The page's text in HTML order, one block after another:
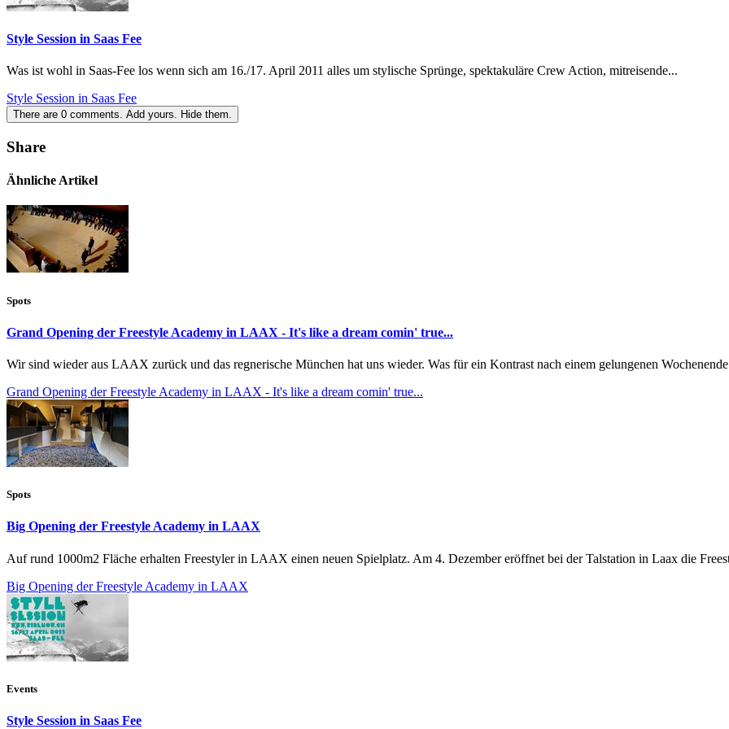
Style Session in Saas Fee
Was ist wohl in Saas-Fee los wenn sich am 16./17. April 2011 alles um stylische Sprünge, spektakuläre Crew Action, mitreisende...
Style Session in Saas Fee
There are 0 comments. Add yours. Hide them.
Share
Ähnliche Artikel
Spots
Grand Opening der Freestyle Academy in LAAX - It's like a dream comin' true...
Wir sind wieder aus LAAX zurück und das regnerische München hat uns wieder. Was für ein Kontrast nach einem gelungenen
Grand Opening der Freestyle Academy in LAAX - It's like a dream comin' true...
Spots
Big Opening der Freestyle Academy in LAAX
Auf rund 1000m2 Fläche erhalten Freestyler in LAAX einen neuen Spielplatz. Am 4. Dezember eröffnet bei der Talstation in Laax die
Big Opening der Freestyle Academy in LAAX
Events
Style Session in Saas Fee